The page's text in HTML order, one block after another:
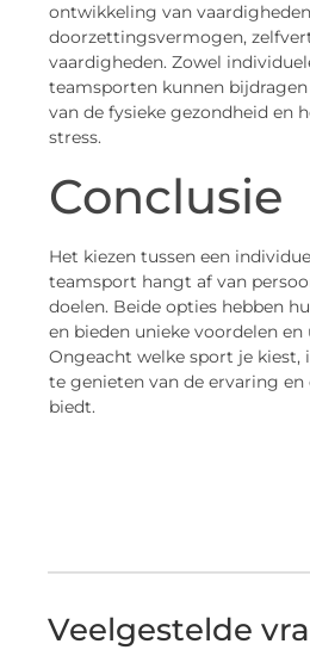
ontwikkeling van
doorzettingsvermogen,
vaardigheden. Zowel
teamsporten kunnen
van de fysieke gezondheid en
stress.
Conclusie
Het kiezen tussen een
teamsport hangt af van
doelen. Beide opties hebben
en bieden unieke voordelen
Ongeacht welke sport je kiest,
te genieten van de ervaring
biedt.
Veelgestelde